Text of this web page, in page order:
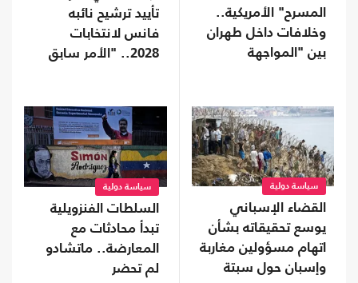
المسرح" الأمريكية..
وخلافات داخل طهران
بين "المواجهة
تأييد ترشيح نائبه
فانس لانتخابات
2028.. "الأمر سابق
سياسة دولية
القضاء الإسباني
يوسع تحقيقاته بشأن
اتهام مسؤولين مغاربة
وإسبان حول سبتة
سياسة دولية
السلطات الفنزويلية
تبدأ محادثات مع
المعارضة.. ماتشادو
لم تحضر